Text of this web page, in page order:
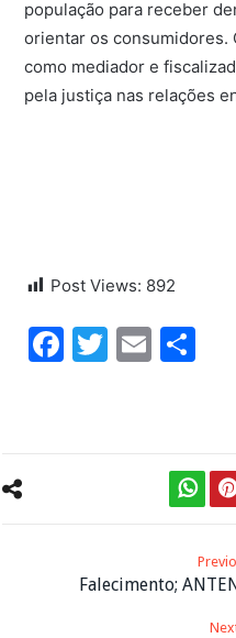
população para receber
orientar os consumidores.
como mediador e
pela justiça nas relações
Post Views: 892
Facebook
Twitter
Email
Falecimento;